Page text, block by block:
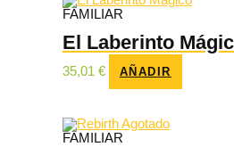
FAMILIAR
El Laberinto
35,01 € AÑADIR
Agotado
FAMILIAR